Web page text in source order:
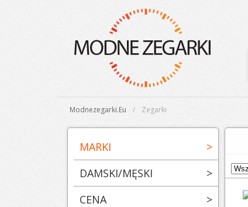
Modnezegarki.eu Zegarki
MARKI
>
DAMSKI/MĘSKI
>
CENA
>